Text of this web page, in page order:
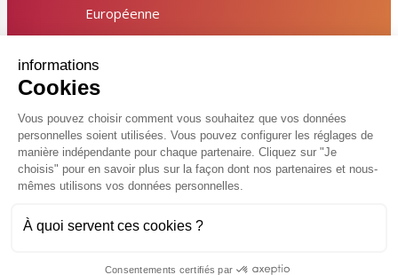
informations
Cookies
Vous pouvez choisir comment vous souhaitez que vos données
personnelles soient utilisées. Vous pouvez configurer les réglages de
manière indépendante pour chaque partenaire. Cliquez sur "Je
choisis" pour en savoir plus sur la façon dont nos partenaires et nous-
mêmes utilisons vos données personnelles.
À quoi servent ces cookies ?
Consentements certifiés par
Européenne
Accessibilité
Vcard
Plan du site
FAQ
Charte de modération sur les réseaux sociaux
Flux RSS
Réalisé par
ville !
Participer, s’engager
Contacter un service